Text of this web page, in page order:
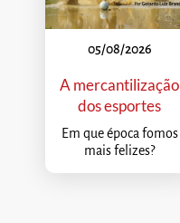
05/08/2026
A mercantilização
dos esportes
Em que época fomos
mais felizes?